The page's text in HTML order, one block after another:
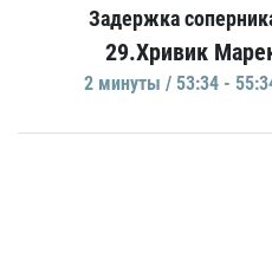
Задержка
29.Хривик
2 минуты / 53:34 -